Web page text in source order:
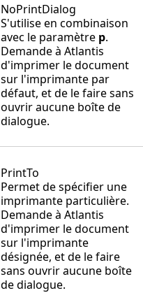
NoPrintDialog
S'utilise en combinaison
avec le paramètre p.
Demande à Atlantis
d'imprimer le document
sur l'imprimante par
défaut, et de le faire sans
ouvrir aucune boîte de
dialogue.
PrintTo
Permet de spécifier une
imprimante particulière.
Demande à Atlantis
d'imprimer le document
sur l'imprimante
désignée, et de le faire
sans ouvrir aucune boîte
de dialogue.